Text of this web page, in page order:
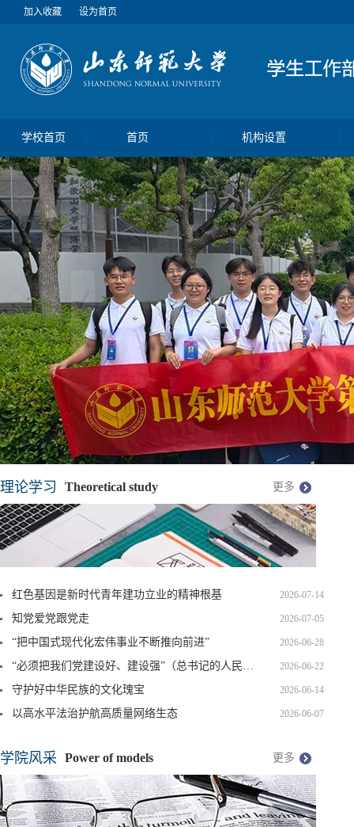
加入收藏 设为首页
学校首页 首页 机构设置
理论学习 Theoretical study 更多
红色基因是新时代青年建功立业的精神根基 2026-07-14
知党爱党跟党走 2026-07-05
“把中国式现代化宏伟事业不断推向前进” 2026-06-28
“必须把我们党建设好、建设强”（总书记的人民情怀） 2026-06-22
守护好中华民族的文化瑰宝 2026-06-14
以高水平法治护航高质量网络生态 2026-06-07
学院风采 Power of models 更多